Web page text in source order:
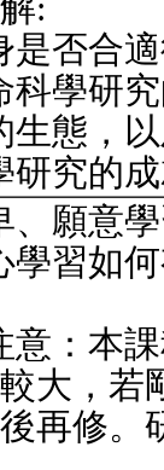
:
是否合
科學研
生態，
研究的
、願意
學習如
意：本
大，若
再修。